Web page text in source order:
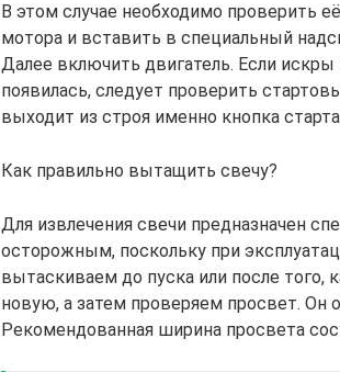
В этом случае необходимо проверить
мотора и вставить в специальный
Далее включить двигатель. Если
появилась, следует проверить
выходит из строя именно кнопка
Как правильно вытащить свечу?
Для извлечения свечи предназначен
осторожным, поскольку при
вытаскиваем до пуска или после того,
новую, а затем проверяем просвет. Он
Рекомендованная ширина просвета